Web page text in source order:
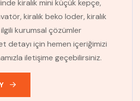
kiralık mini küçük kepçe,
kiralık beko loder, kiralık
kurumsal çözümler
detayı için hemen içeriğimizi
iletişime geçebilirsiniz.